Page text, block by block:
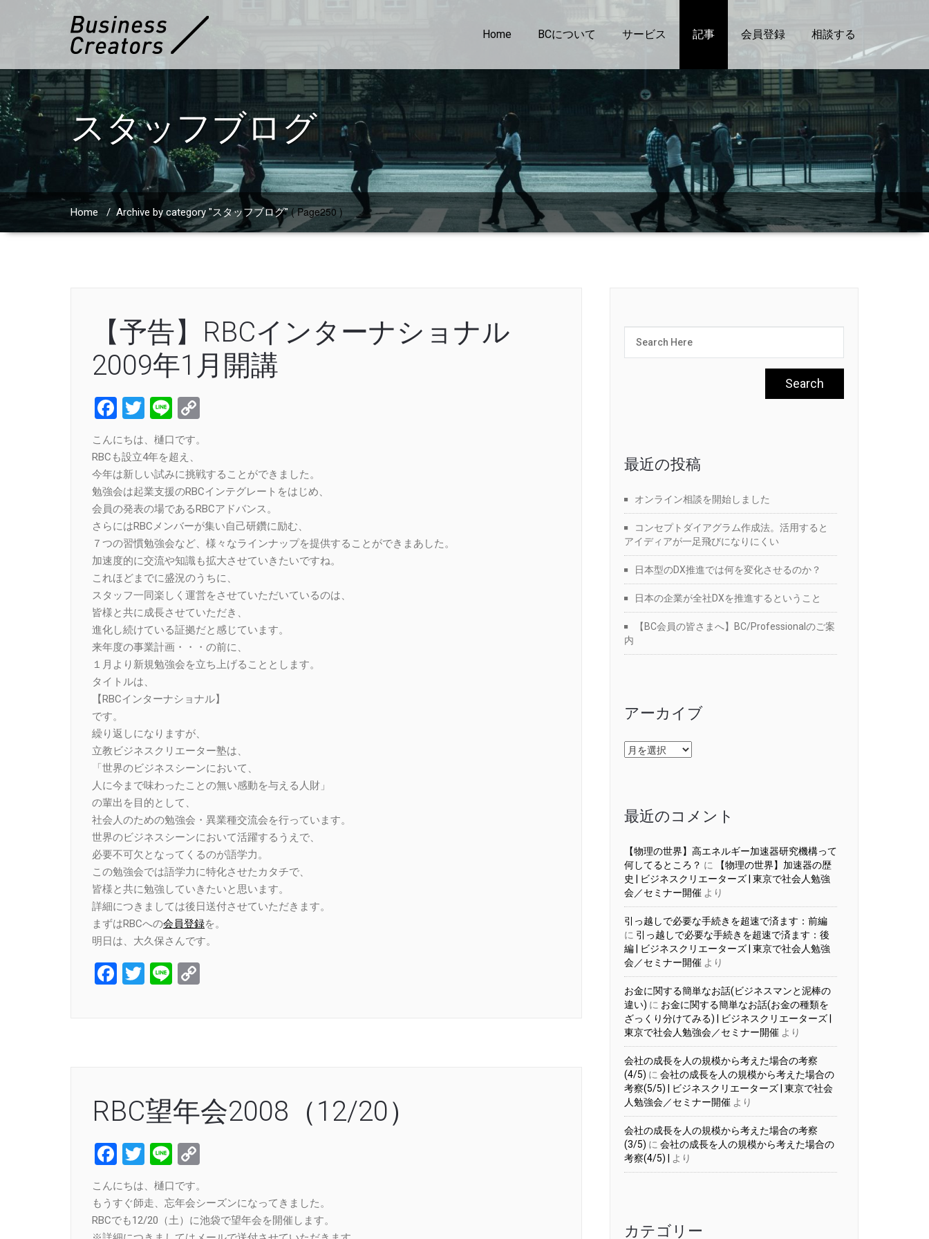
Home BCについて サービス 記事 会員登録 相談する
スタッフブログ
Home / Archive by category "スタッフブログ" ( Page250 )
【予告】RBCインターナショナル
2009年1月開講
Facebook
Twitter
Line
こんにちは、樋口です。
RBCも設立4年を超え、
今年は新しい試みに挑戦することができました。
勉強会は起業支援のRBCインテグレートをはじめ、
会員の発表の場であるRBCアドバンス。
さらにはRBCメンバーが集い自己研鑽に励む、
７つの習慣勉強会など、様々なラインナップを提供することができまあした。
加速度的に交流や知識も拡大させていきたいですね。
これほどまでに盛況のうちに、
スタッフ一同楽しく運営をさせていただいているのは、
皆様と共に成長させていただき、
進化し続けている証拠だと感じています。
来年度の事業計画・・・の前に、
１月より新規勉強会を立ち上げることとします。
タイトルは、
【RBCインターナショナル】
です。
繰り返しになりますが、
立教ビジネスクリエーター塾は、
「世界のビジネスシーンにおいて、
人に今まで味わったことの無い感動を与える人財」
の輩出を目的として、
社会人のための勉強会・異業種交流会を行っています。
世界のビジネスシーンにおいて活躍するうえで、
必要不可欠となってくるのが語学力。
この勉強会では語学力に特化させたカタチで、
皆様と共に勉強していきたいと思います。
詳細につきましては後日送付させていただきます。
まずはRBCへの会員登録を。
明日は、大久保さんです。
Facebook
Twitter
Line
RBC望年会2008（12/20）
Facebook
Twitter
Line
こんにちは、樋口です。
もうすぐ師走、忘年会シーズンになってきました。
RBCでも12/20（土）に池袋で望年会を開催します。
最近の投稿
オンライン相談を開始しました
コンセプトダイアグラム作成法。活用すると
アイディアが一足飛びになりにくい
日本型のDX推進では何を変化させるのか？
日本の企業が全社DXを推進するということ
【BC会員の皆さまへ】BC/Professionalのご案
内
アーカイブ
ア
ー
最近のコメント
【物理の世界】高エネルギー加速器研究機構って
何してるところ？ に
【物理の世界】加速器の歴
史 | ビジネスクリエーターズ | 東京で社会人勉強
会／セミナー開催 より
引っ越しで必要な手続きを超速で済ます：前編
に 引っ越しで必要な手続きを超速で済ます：後
編 | ビジネスクリエーターズ | 東京で社会人勉強
会／セミナー開催 より
お金に関する簡単なお話(ビジネスマンと泥棒の
違い) に お金に関する簡単なお話(お金の種類を
ざっくり分けてみる) | ビジネスクリエーターズ |
東京で社会人勉強会／セミナー開催 より
会社の成長を人の規模から考えた場合の考察
(4/5) に 会社の成長を人の規模から考えた場合の
考察(5/5) | ビジネスクリエーターズ | 東京で社会
人勉強会／セミナー開催 より
会社の成長を人の規模から考えた場合の考察
(3/5) に 会社の成長を人の規模から考えた場合の
考察(4/5) |
より
カテゴリー